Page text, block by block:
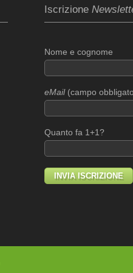
Iscrizione
Nome e cognome
eMail(campo
Quanto fa 1+1?